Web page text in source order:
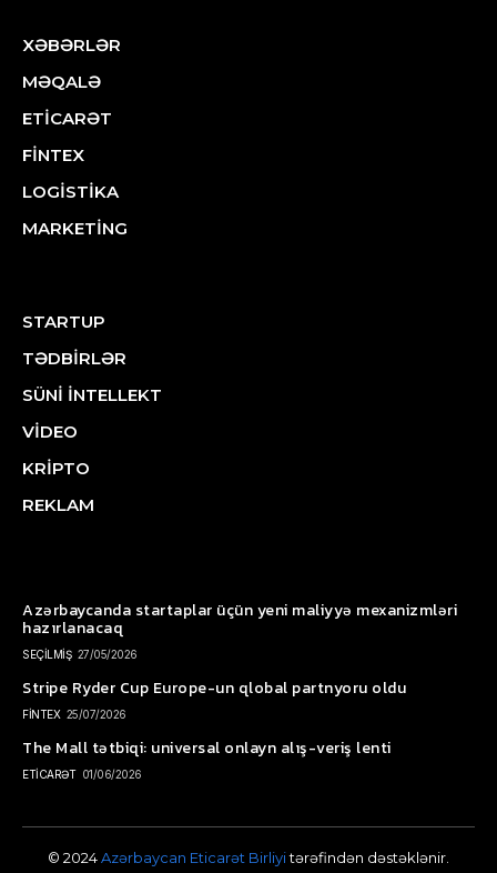
XƏBƏRLƏR
MƏQALƏ
ETİCARƏT
FİNTEX
LOGİSTİKA
MARKETİNG
STARTUP
TƏDBİRLƏR
SÜNİ İNTELLEKT
VİDEO
KRİPTO
REKLAM
Azərbaycanda startaplar üçün yeni maliyyə mexanizmləri
hazırlanacaq
SEÇİLMİŞ 27/05/2026
Stripe Ryder Cup Europe-un qlobal partnyoru oldu
FİNTEX 25/07/2026
The Mall tətbiqi: universal onlayn alış-veriş lenti
ETİCARƏT 01/06/2026
© 2024Azərbaycan Eticarət Birliyitərəfindən dəstəklənir.